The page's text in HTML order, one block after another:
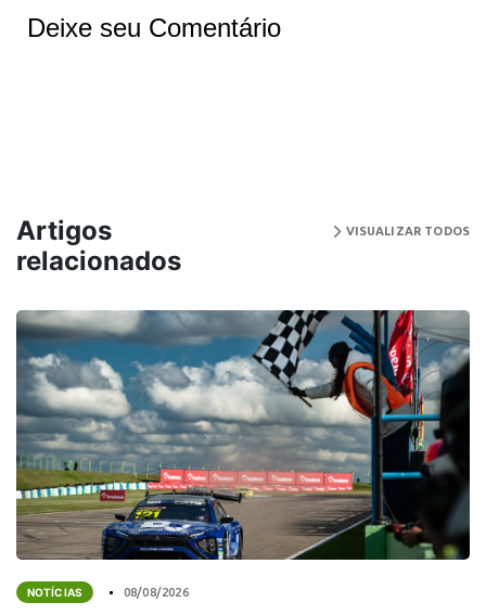
Deixe seu Comentário
Artigos
relacionados
VISUALIZAR TODOS
NOTÍCIAS 08/08/2026